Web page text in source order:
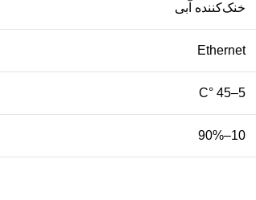
خنک‌کننده آبی
Ethernet
5–45 °C
10–90%